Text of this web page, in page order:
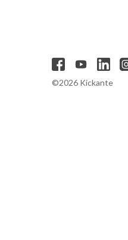
©2026 Kickante